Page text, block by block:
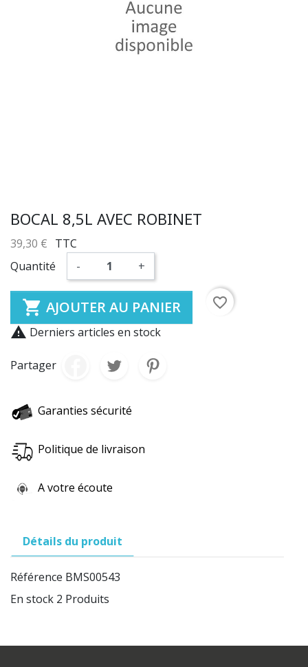
BOCAL 8,5L AVEC ROBINET
39,30 € TTC
Quantité
- +
 AJOUTER AU PANIER
favorite_border
 Derniers articles en stock
Partager
Garanties sécurité
Politique de livraison
A votre écoute
Détails du produit
Référence BMS00543
En stock 2 Produits